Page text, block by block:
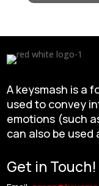
A keysmash is a
used to convey
emotions (such
can also be used
Get in Touch!